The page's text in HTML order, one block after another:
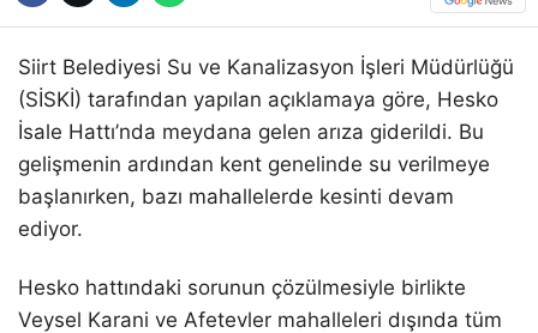
Facebook
Instagram
Siirt Belediyesi Su ve Kanalizasyon İşleri Müdürlüğü
(SİSKİ) tarafından yapılan açıklamaya göre, Hesko
İsale Hattı’nda meydana gelen arıza giderildi. Bu
gelişmenin ardından kent genelinde su verilmeye
başlanırken, bazı mahallelerde kesinti devam
ediyor.
Hesko hattındaki sorunun çözülmesiyle birlikte
Veysel Karani ve Afetevler mahalleleri dışında tüm